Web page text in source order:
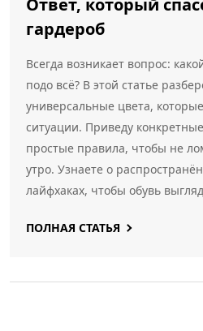
Ответ, который
гардероб
Всегда возникает вопрос:
подо всё? В этой статье
универсальные цвета,
ситуации. Приведу
простые правила, чтобы не
утро. Узнаете о
лайфхаках, чтобы обувь
ограничен, можно собрать
ПОЛНАЯ СТАТЬЯ